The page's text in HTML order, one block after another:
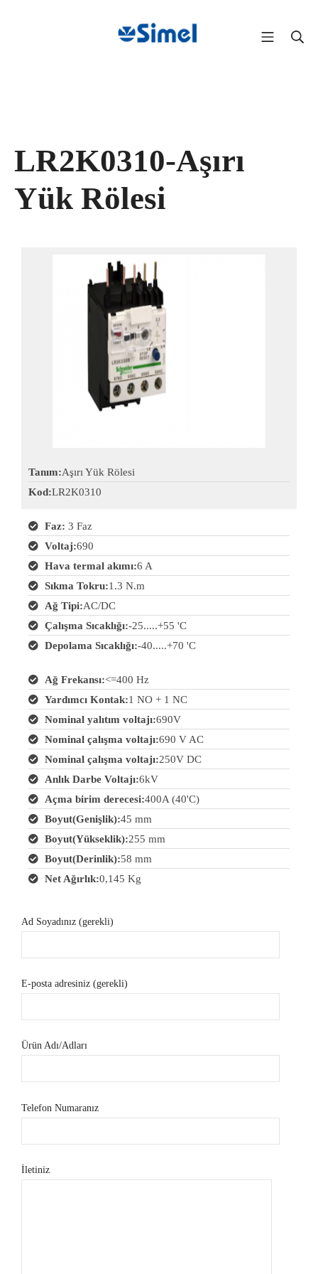
LR2K0310-Aşırı
Yük Rölesi
Tanım:Aşırı Yük Rölesi
Kod:LR2K0310
Faz: 3 Faz
Voltaj:690
Hava termal akımı:6 A
Sıkma Tokru:1.3 N.m
Ağ Tipi:AC/DC
Çalışma Sıcaklığı:-25.....+55 'C
Depolama Sıcaklığı:-40.....+70 'C
Ağ Frekansı:<=400 Hz
Yardımcı Kontak:1 NO + 1 NC
Nominal yalıtım voltajı:690V
Nominal çalışma voltajı:690 V AC
Nominal çalışma voltajı:250V DC
Anlık Darbe Voltajı:6kV
Açma birim derecesi:400A (40'C)
Boyut(Genişlik):45 mm
Boyut(Yükseklik):255 mm
Boyut(Derinlik):58 mm
Net Ağırlık:0,145 Kg
Ad Soyadınız (gerekli)
E-posta adresiniz (gerekli)
Ürün Adı/Adları
Telefon Numaranız
İletiniz